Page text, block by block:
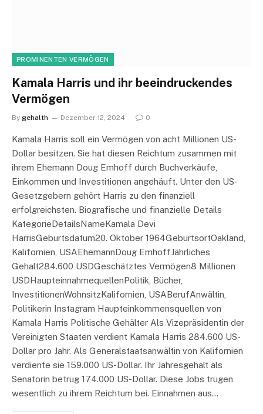
PROMINENTEN VERMÖGEN
Kamala Harris und ihr beeindruckendes
Vermögen
By gehalth Dezember 12, 2024 0
Kamala Harris soll ein Vermögen von acht Millionen US-
Dollar besitzen. Sie hat diesen Reichtum zusammen mit
ihrem Ehemann Doug Emhoff durch Buchverkäufe,
Einkommen und Investitionen angehäuft. Unter den US-
Gesetzgebern gehört Harris zu den finanziell
erfolgreichsten. Biografische und finanzielle Details
KategorieDetailsNameKamala Devi
HarrisGeburtsdatum20. Oktober 1964GeburtsortOakland,
Kalifornien, USAEhemannDoug EmhoffJährliches
Gehalt284.600 USDGeschätztes Vermögen8 Millionen
USDHaupteinnahmequellenPolitik, Bücher,
InvestitionenWohnsitzKalifornien, USABerufAnwältin,
Politikerin Instagram Haupteinkommensquellen von
Kamala Harris Politische Gehälter Als Vizepräsidentin der
Vereinigten Staaten verdient Kamala Harris 284.600 US-
Dollar pro Jahr. Als Generalstaatsanwältin von Kalifornien
verdiente sie 159.000 US-Dollar. Ihr Jahresgehalt als
Senatorin betrug 174.000 US-Dollar. Diese Jobs trugen
wesentlich zu ihrem Reichtum bei. Einnahmen aus…